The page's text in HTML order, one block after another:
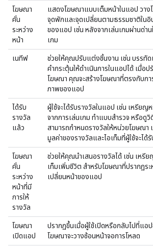
โฆษณา
คั่น
ระหว่าง
หน้า
แสดงโฆษณาแบบเต็มหน้าในแอป วาง
จุดพักและจุดเปลี่ยนตามธรรมชาติในอิ
ของแอป เช่น หลังจากเล่นเกมผ่านด่า
เกม
เนทีฟ
ช่วยให้คุณปรับแต่งชิ้นงาน เช่น บรรทั
คำกระตุ้นให้ดำเนินการในแอปได้ เมื่อ
โฆษณา คุณจะสร้างโฆษณาที่ตรงกับก
ภาพของแอป
ได้รับ
รางวัล
แล้ว
ผู้ใช้จะได้รับรางวัลในแอป เช่น เหรียญ
จากการเล่นเกม ทำแบบสำรวจ หรือดู
สามารถกำหนดรางวัลให้หน่วยโฆษณา
มูลค่าของรางวัลและไอเท็มที่ผู้ใช้จะได้รั
โฆษณา
คั่น
ระหว่าง
หน้าที่มี
การให้
รางวัล
ช่วยให้คุณนำเสนอรางวัลได้ เช่น เหรีย
เท็มเพิ่มชีวิต สําหรับโฆษณาที่ปรากฏระ
เปลี่ยนหน้าของแอป
โฆษณา
เปิดแอป
ปรากฏขึ้นเมื่อผู้ใช้เปิดหรือกลับไปที่แอ
โฆษณาจะวางซ้อนหน้าจอการโหลด